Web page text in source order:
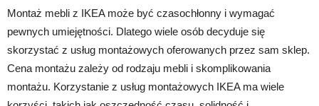
Montaż mebli z IKEA może być czasochłonny i wymagać
pewnych umiejętności. Dlatego wiele osób decyduje się
skorzystać z usług montażowych oferowanych przez sam sklep.
Cena montażu zależy od rodzaju mebli i skomplikowania
montażu. Korzystanie z usług montażowych IKEA ma wiele